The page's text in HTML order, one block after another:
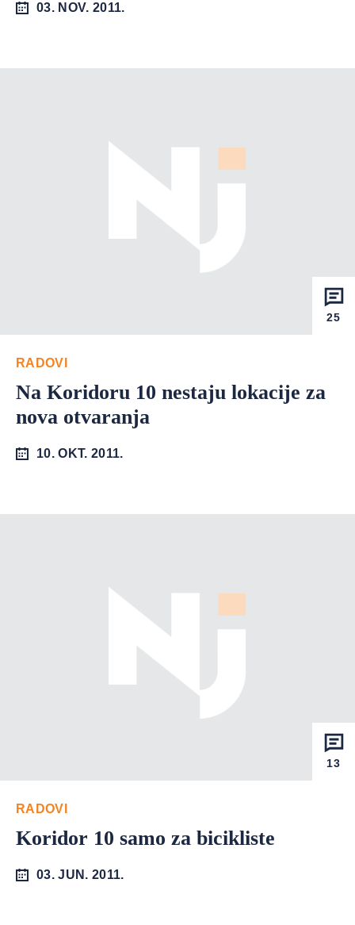
03. NOV. 2011.
25
RADOVI
Na Koridoru 10 nestaju lokacije za
nova otvaranja
10. OKT. 2011.
13
RADOVI
Koridor 10 samo za bicikliste
03. JUN. 2011.